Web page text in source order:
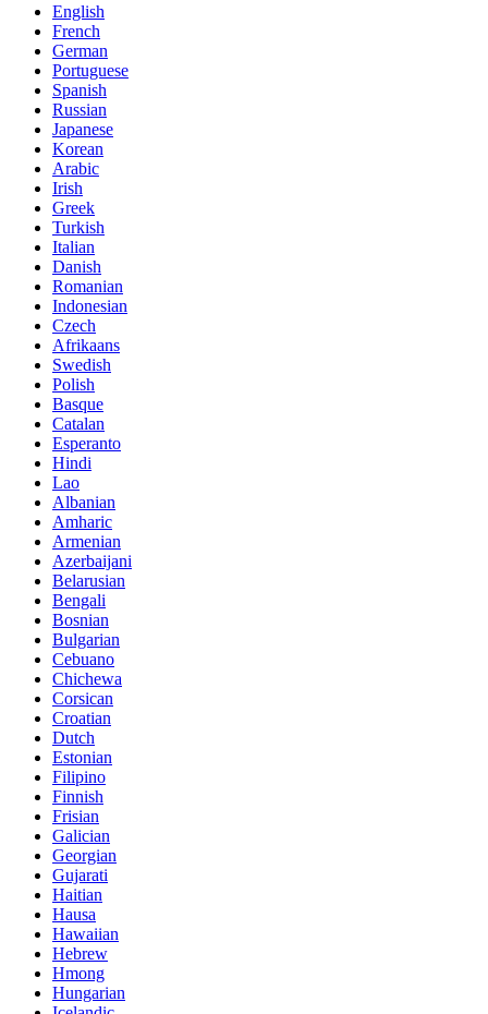
English
French
German
Portuguese
Spanish
Russian
Japanese
Korean
Arabic
Irish
Greek
Turkish
Italian
Danish
Romanian
Indonesian
Czech
Afrikaans
Swedish
Polish
Basque
Catalan
Esperanto
Hindi
Lao
Albanian
Amharic
Armenian
Azerbaijani
Belarusian
Bengali
Bosnian
Bulgarian
Cebuano
Chichewa
Corsican
Croatian
Dutch
Estonian
Filipino
Finnish
Frisian
Galician
Georgian
Gujarati
Haitian
Hausa
Hawaiian
Hebrew
Hmong
Hungarian